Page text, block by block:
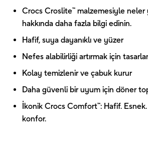
Crocs Croslite™ malzemesiyle neler
hakkında daha fazla bilgi edinin.
Hafif, suya dayanıklı ve yüzer
Nefes alabilirliği artırmak için
Kolay temizlenir ve çabuk kurur
Daha güvenli bir uyum için döner
İkonik Crocs Comfort™: Hafif.
konfor.